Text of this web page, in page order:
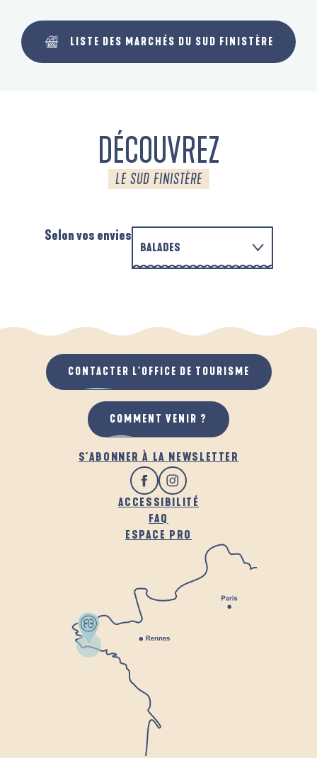
LISTE DES MARCHÉS DU SUD FINISTÈRE
DÉCOUVREZ
LE SUD FINISTÈRE
Selon vos envies
BALADES
QUAND IL PLEUT
AU GRAND AIR
S'ABONNER À LA NEWSLETTER
ACCESSIBILITÉ
FAQ
ESPACE PRO
CONTACTER L'OFFICE DE TOURISME
COMMENT VENIR ?